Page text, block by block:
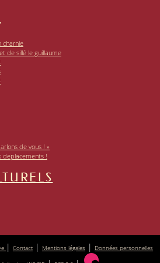
charnie
de sillé le guillaume
de vous ! »
deplacements !
| Contact | Mentions légales | Données personnelles